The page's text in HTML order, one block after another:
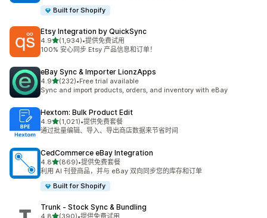
Built for Shopify
Etsy Integration by QuickSync
4.9星（满分 5 星）
(1,934)
总共 1934 条评论
•提供免费试用
100% 安心同步 Etsy 产品信息和订单！
eBay Sync & Importer LionzApps
4.9星（满分 5 星）
(232)
总共 232 条评论
•Free trial available
Sync and import products, orders, and inventory with eBay
Hextom: Bulk Product Edit
4.9星（满分 5 星）
(1,021)
总共 1021 条评论
•提供免费套餐
通过批量编辑、导入、导出商店数据来节省时间
CedCommerce eBay Integration
4.8星（满分 5 星）
(869)
总共 869 条评论
•提供免费套餐
利用 AI 刊登商品，并与 eBay 双向同步您的库存和订单
Built for Shopify
Trunk ‑ Stock Sync & Bundling
4.8星（满分 5 星）
(390)•提供免费试用